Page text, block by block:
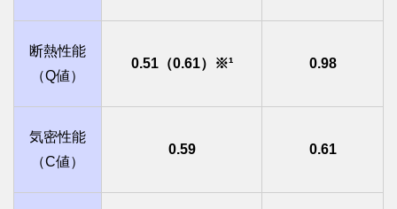
断熱性能
（Q値）
0.51（0.61）※¹ 0.98
気密性能
（C値）
0.59 0.61